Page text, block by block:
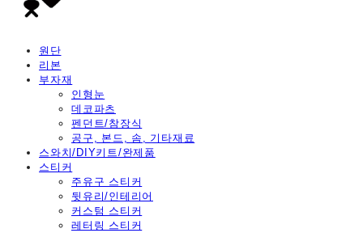
원단
리본
부자재
인형눈
데코파츠
펜던트/참장식
공구, 본드, 솜, 기타재료
스와치/DIY키트/완제품
스티커
주유구 스티커
뒷유리/인테리어
커스텀 스티커
레터링 스티커